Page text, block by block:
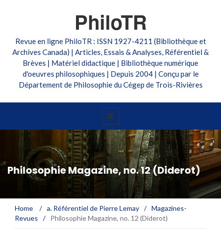
PhiloTR
Revue en ligne PhiloTR : ISSN 1927-4211 (Bibliothèque et
Archives Canada) | Articles, Essais & Analyses, Référentiel &
Brèves | Matériel didactique | Bibliothèque numérique
d'oeuvres philosophiques | Depuis 2004 | Conçu par le
Département de Philosophie du Cégep de Trois-Rivières
Philosophie Magazine, no. 12 (Diderot)
Home / a. Référentiel de Pierre Lemay / Magazines-
Revues
/ Philosophie Magazine, no. 12 (Diderot)